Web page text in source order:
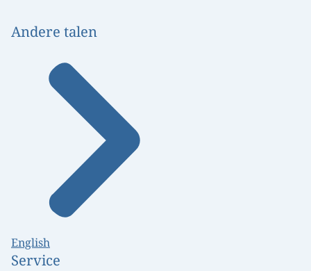
Andere talen
English
Service